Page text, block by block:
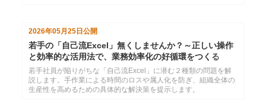
2026年05月25日 公開
若手の「自己流Excel」無くしませんか？～正しい操作
と効率的な活用法で、業務効率化の好循環をつくる
若手社員が陥りがちな「自己流Excel」に潜む２種類の問題を解
説します。手作業による時間のロスや属人化を防ぎ、組織全体の
生産性を高めるための具体的な解決策を提示します。